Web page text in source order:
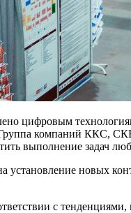
цифровым
компаний ККС,
выполнение задач
установление новых
с